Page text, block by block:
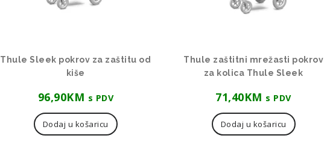
Thule Sleek pokrov za zaštitu od
kiše
96,90KM s PDV
Dodaj u košaricu
Thule zaštitni mrežasti pokrov
za kolica Thule Sleek
71,40KM s PDV
Dodaj u košaricu